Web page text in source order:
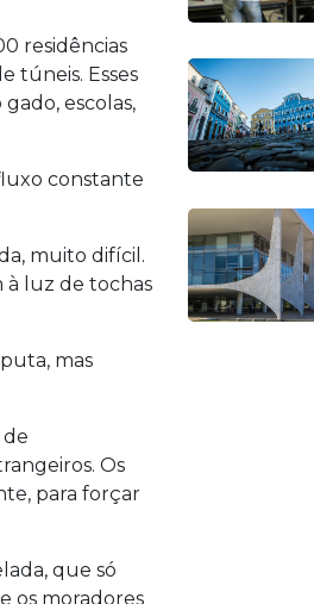
residências
túneis. Esses
escolas,
constante
muito difícil.
à luz de tochas
mas
Os
para forçar
que só
os moradores